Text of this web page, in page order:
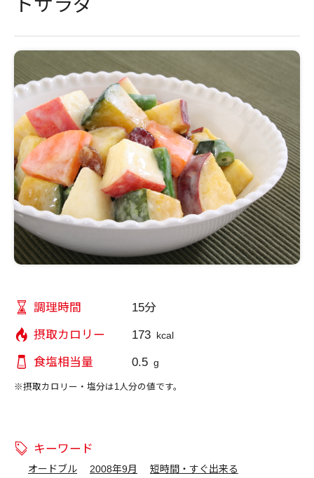
トサラダ
調理時間 15分
摂取カロリー 173 kcal
食塩相当量 0.5 g
※摂取カロリー・塩分は1人分の値です。
キーワード
オードブル 2008年9月
短時間・すぐ出来る